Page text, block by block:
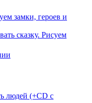
сказку. Рисуем